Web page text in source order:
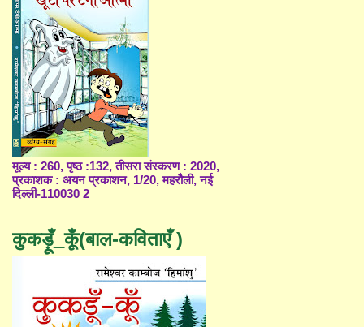
मूल्य : 260, पृष्ठ :132, तीसरा संस्करण : 2020,
प्रकाशक : अयन प्रकाशन, 1/20, महरौली, नई
दिल्ली-110030 2
कुकड़ूँ_कूँ(बाल-कविताएँ )